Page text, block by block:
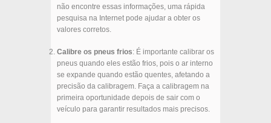
não encontre essas informações, uma rápida
pesquisa na Internet pode ajudar a obter os
valores corretos.
Calibre os pneus frios: É importante calibrar os
pneus quando eles estão frios, pois o ar interno
se expande quando estão quentes, afetando a
precisão da calibragem. Faça a calibragem na
primeira oportunidade depois de sair com o
veículo para garantir resultados mais precisos.